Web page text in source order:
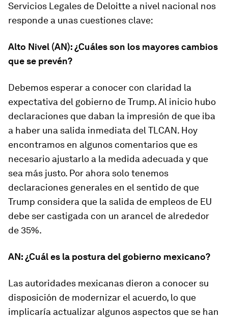
Servicios Legales de Deloitte a nivel nacional nos
responde a unas cuestiones clave:
Alto Nivel (AN): ¿Cuáles son los mayores cambios
que se prevén?
Debemos esperar a conocer con claridad la
expectativa del gobierno de Trump. Al inicio hubo
declaraciones que daban la impresión de que iba
a haber una salida inmediata del TLCAN. Hoy
encontramos en algunos comentarios que es
necesario ajustarlo a la medida adecuada y que
sea más justo. Por ahora solo tenemos
declaraciones generales en el sentido de que
Trump considera que la salida de empleos de EU
debe ser castigada con un arancel de alrededor
de 35%.
AN: ¿Cuál es la postura del gobierno mexicano?
Las autoridades mexicanas dieron a conocer su
disposición de modernizar el acuerdo, lo que
implicaría actualizar algunos aspectos que se han